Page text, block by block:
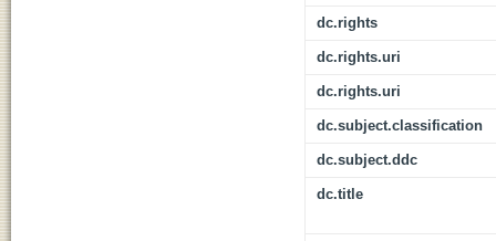
dc.rights
dc.rights.uri
dc.rights.uri
dc.subject.classification
dc.subject.ddc
dc.title